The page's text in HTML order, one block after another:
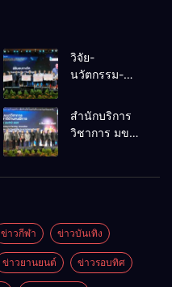
วิจัย-
นวัตกรรม-
คือโอกาสใหม่
ของคนพิการ
เศรษฐกิจ
สำนักบริการ
วิชาการ มข.
เวทีระดับชาติ
NCPD 2026
เปลี่ยน “ผ้า
ข่าวกีฬา ข่าวบันเทิง
ข่าวยานยนต์ ข่าวรอบทิศ